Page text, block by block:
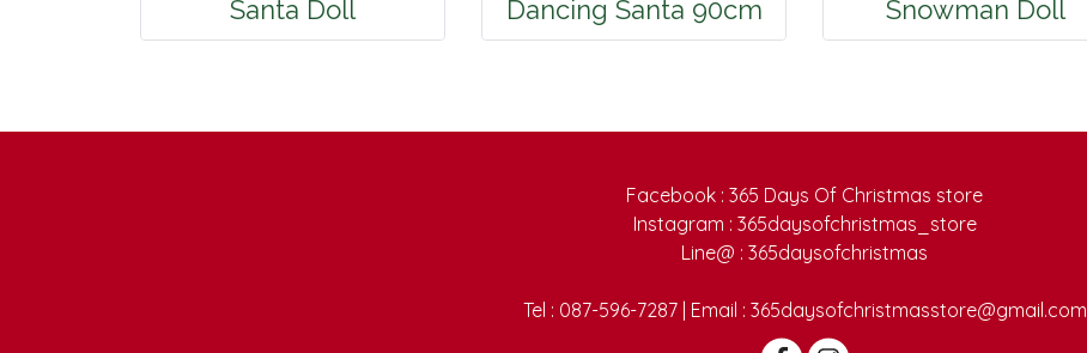
Santa Doll Dancing Santa 90cm Snowman Doll
Facebook : 365 Days Of Christmas store
Instagram : 365daysofchristmas_store
Line@ : 365daysofchristmas
Tel : 087-596-7287 | Email : 365daysofchristmasstore@gmail.com